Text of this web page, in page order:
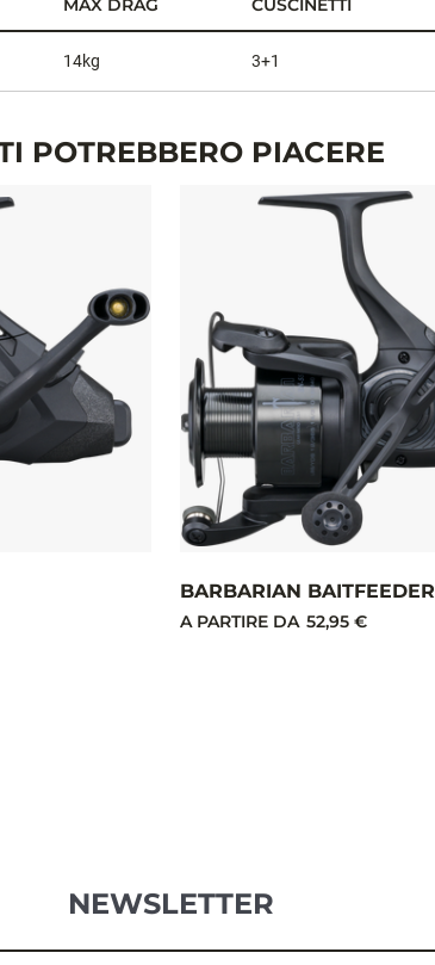
MAX DRAG CUSCINETTI
14kg 3+1
POTREBBERO PIACERE
BARBARIAN BAITFEEDER
A PARTIRE DA 52,95 €
NEWSLETTER